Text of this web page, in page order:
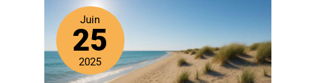
Juin
25
2025